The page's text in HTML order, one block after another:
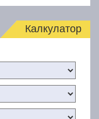
Калкулатор